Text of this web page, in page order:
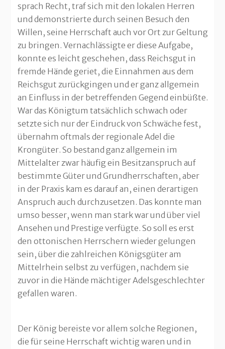
sprach Recht, traf sich mit den lokalen Herren
und demonstrierte durch seinen Besuch den
Willen, seine Herrschaft auch vor Ort zur Geltung
zu bringen. Vernachlässigte er diese Aufgabe,
konnte es leicht geschehen, dass Reichsgut in
fremde Hände geriet, die Einnahmen aus dem
Reichsgut zurückgingen und er ganz allgemein
an Einfluss in der betreffenden Gegend einbüßte.
War das Königtum tatsächlich schwach oder
setzte sich nur der Eindruck von Schwäche fest,
übernahm oftmals der regionale Adel die
Krongüter. So bestand ganz allgemein im
Mittelalter zwar häufig ein Besitzanspruch auf
bestimmte Güter und Grundherrschaften, aber
in der Praxis kam es darauf an, einen derartigen
Anspruch auch durchzusetzen. Das konnte man
umso besser, wenn man stark war und über viel
Ansehen und Prestige verfügte. So soll es erst
den ottonischen Herrschern wieder gelungen
sein, über die zahlreichen Königsgüter am
Mittelrhein selbst zu verfügen, nachdem sie
zuvor in die Hände mächtiger Adelsgeschlechter
gefallen waren.
Der König bereiste vor allem solche Regionen,
die für seine Herrschaft wichtig waren und in